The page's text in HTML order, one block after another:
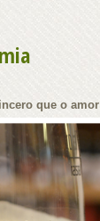
que o